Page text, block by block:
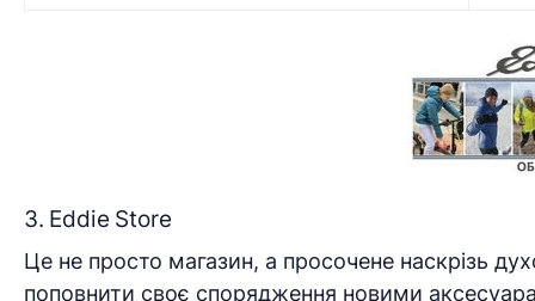
3. Eddie Store
Це не просто магазин, а просочене наскрізь
поповнити своє спорядження новими